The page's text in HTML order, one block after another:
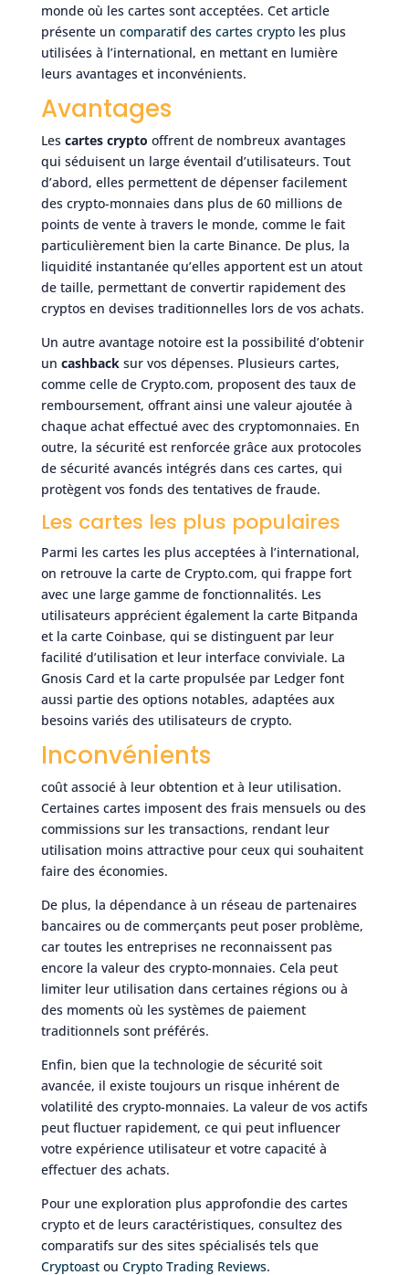
monde où les cartes sont acceptées. Cet article
présente un comparatif des cartes cryptoles plus
utilisées à l’international, en mettant en lumière
leurs avantages et inconvénients.
Avantages
Les cartes crypto offrent de nombreux avantages
qui séduisent un large éventail d’utilisateurs. Tout
d’abord, elles permettent de dépenser facilement
des crypto-monnaies dans plus de 60 millions de
points de vente à travers le monde, comme le fait
particulièrement bien la carte Binance. De plus, la
liquidité instantanée qu’elles apportent est un atout
de taille, permettant de convertir rapidement des
cryptos en devises traditionnelles lors de vos achats.
Un autre avantage notoire est la possibilité d’obtenir
un cashbacksur vos dépenses. Plusieurs cartes,
comme celle de Crypto.com, proposent des taux de
remboursement, offrant ainsi une valeur ajoutée à
chaque achat effectué avec des cryptomonnaies. En
outre, la sécurité est renforcée grâce aux protocoles
de sécurité avancés intégrés dans ces cartes, qui
protègent vos fonds des tentatives de fraude.
Les cartes les plus populaires
Parmi les cartes les plus acceptées à l’international,
on retrouve la carte de Crypto.com, qui frappe fort
avec une large gamme de fonctionnalités. Les
utilisateurs apprécient également la carte Bitpanda
et la carte Coinbase, qui se distinguent par leur
facilité d’utilisation et leur interface conviviale. La
Gnosis Card et la carte propulsée par Ledger font
aussi partie des options notables, adaptées aux
besoins variés des utilisateurs de crypto.
Inconvénients
coût associé à leur obtention et à leur utilisation.
Certaines cartes imposent des frais mensuels ou des
commissions sur les transactions, rendant leur
utilisation moins attractive pour ceux qui souhaitent
faire des économies.
De plus, la dépendance à un réseau de partenaires
bancaires ou de commerçants peut poser problème,
car toutes les entreprises ne reconnaissent pas
encore la valeur des crypto-monnaies. Cela peut
limiter leur utilisation dans certaines régions ou à
des moments où les systèmes de paiement
traditionnels sont préférés.
Enfin, bien que la technologie de sécurité soit
avancée, il existe toujours un risque inhérent de
volatilité des crypto-monnaies. La valeur de vos actifs
peut fluctuer rapidement, ce qui peut influencer
votre expérience utilisateur et votre capacité à
effectuer des achats.
Pour une exploration plus approfondie des cartes
crypto et de leurs caractéristiques, consultez des
comparatifs sur des sites spécialisés tels que
Cryptoastou Crypto Trading Reviews.